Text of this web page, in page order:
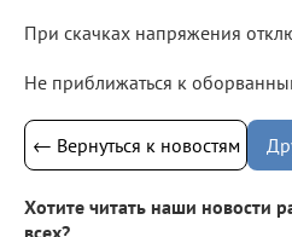
При скачках напряжения
Не приближаться к
← Вернуться к новостям
Хотите читать наши новости